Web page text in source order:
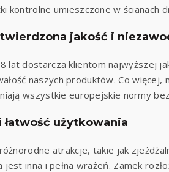
kontrolne umieszczone w ścianach
jakość i
lat dostarcza klientom najwyższej
naszych produktów. Co
wszystkie europejskie normy
użytkowania
atrakcje, takie jak
jest inna i pełna wrażeń. Zamek